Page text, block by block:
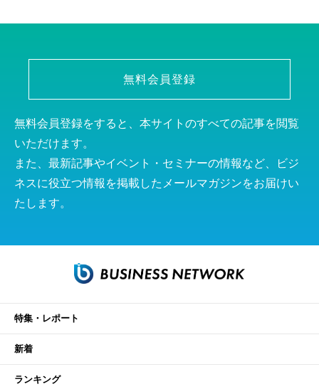
無料会員登録
無料会員登録をすると、本サイトのすべての記事を閲覧
いただけます。
また、最新記事やイベント・セミナーの情報など、ビジ
ネスに役立つ情報を掲載したメールマガジンをお届けい
たします。
特集・レポート
新着
ランキング